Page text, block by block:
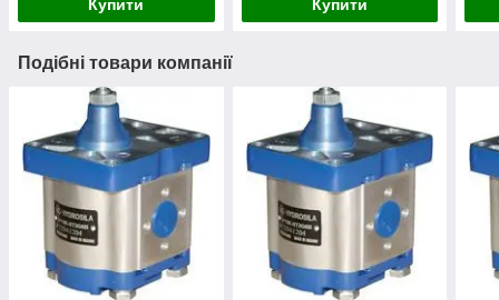
Купити Купити
Подібні товари компанії